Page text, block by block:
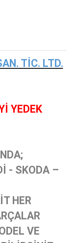
TİC. LTD.
YEDEK
- SKODA –
HER
VE